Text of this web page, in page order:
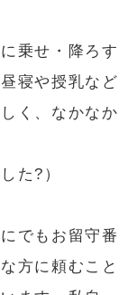
乗せ・降ろす
寝や授乳など
く、なかなか
た?）
でもお留守番
方に頼むこと